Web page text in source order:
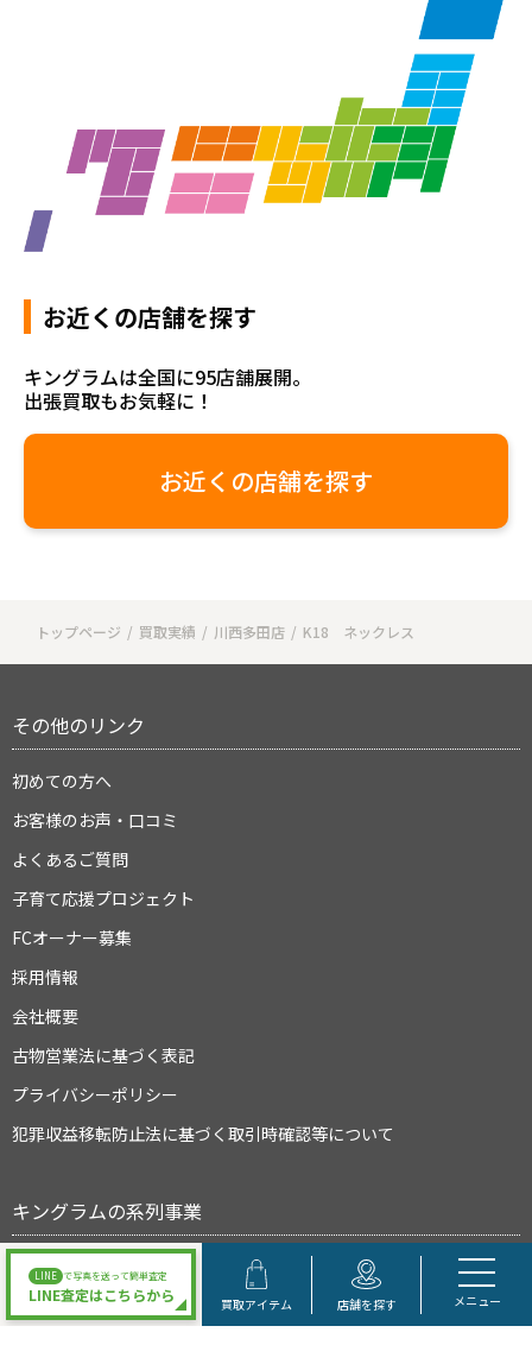
LINE で写真を送って簡単査定
LINE査定はこちらから 買取アイテム 店舗を探す メニュー
お近くの店舗を探す
キングラムは全国に95店舗展開。
出張買取もお気軽に！
お近くの店舗を探す
トップページ 買取実績 川西多田店 K18 ネックレス
その他のリンク
初めての方へ
お客様のお声・口コミ
よくあるご質問
子育て応援プロジェクト
FCオーナー募集
採用情報
会社概要
古物営業法に基づく表記
プライバシーポリシー
犯罪収益移転防止法に基づく取引時確認等について
キングラムの系列事業